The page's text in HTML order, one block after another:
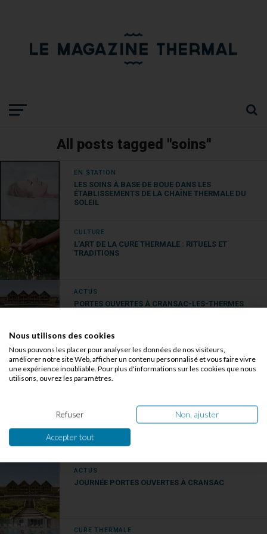
All posts tagged "soins"
EN STATION
LES SOINS À BASE DE BOUE DANS LES
ÉTABLISSEMENTS DE LA CHAÎNE THERMALE DU
SOLEIL
CULTURE
L’ART DE LA CURE THERMALE : RITUELS ET
TRADITIONS
ACTUS
PORTES OUVERTES À CRANSAC-LES-THERMES
ACTUS
VISITEZ NOS STATIONS THERMALES AVEC LES
JOURNÉES DÉCOUVERTE
TRAVAUX 2020 : QUOI DE NEUF DANS NOS
STATIONS ?
ACTUS
JOURNÉE PORTES OUVERTES À CRANSAC
CURE THERMALE
Nous utilisons des cookies
Nous pouvons les placer pour analyser les données de nos visiteurs,
améliorer notre site Web, afficher un contenu personnalisé et vous faire vivre
une expérience inoubliable. Pour plus d'informations sur les cookies que nous
utilisons, ouvrez les paramètres.
Refuser Non, ajuster
Accepter tout